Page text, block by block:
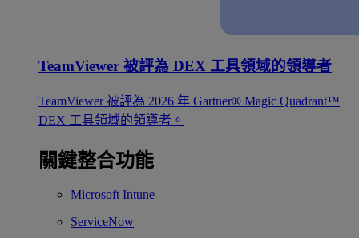
TeamViewer 被評為 DEX 工具領域的領導者
TeamViewer 被評為 2026 年 Gartner® Magic Quadrant™
DEX 工具領域的領導者。
關鍵整合功能
Microsoft Intune
ServiceNow